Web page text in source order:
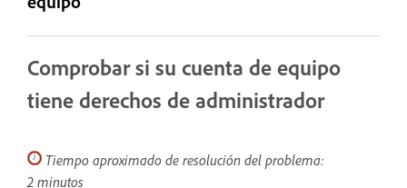
Comprobar si su cuenta de equipo
tiene derechos de administrador
Tiempo aproximado de resolución del problema:
2 minutos